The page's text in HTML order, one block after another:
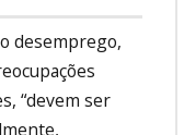
desemprego,
“devem ser